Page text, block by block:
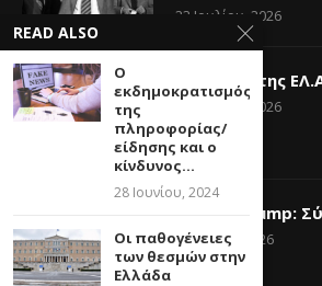
23 Ιουλίου, 2026
Η Ελπίδα της
14 Ιουνίου, 2026
Donald Trump:
6 Ιουνίου, 2026
READ ALSO
Ο
εκδημοκρατισμός
της
πληροφορίας/
είδησης και ο
κίνδυνος...
28 Ιουνίου, 2024
Οι παθογένειες
των θεσμών στην
Ελλάδα